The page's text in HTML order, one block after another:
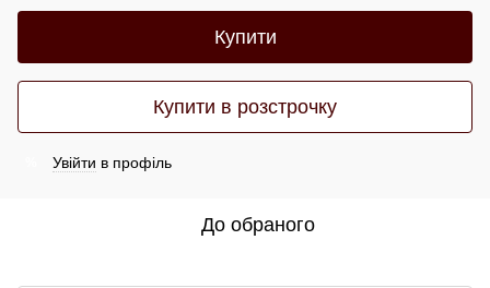
Купити
Купити в розстрочку
Увійти в профіль
До обраного